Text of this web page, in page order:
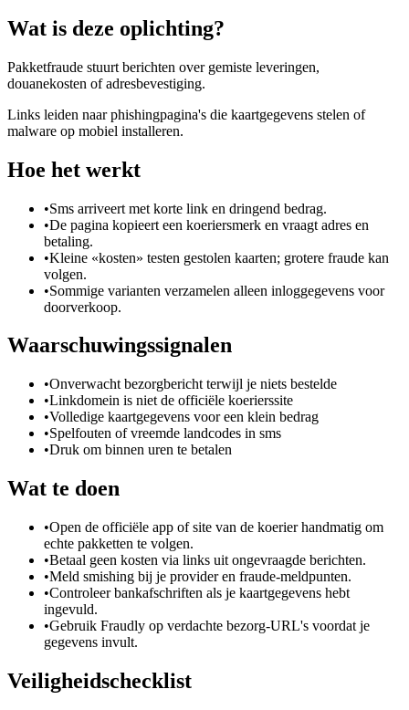
Wat is deze oplichting?
Pakketfraude stuurt berichten over gemiste leveringen,
douanekosten of adresbevestiging.
Links leiden naar phishingpagina's die kaartgegevens stelen of
malware op mobiel installeren.
Hoe het werkt
•Sms arriveert met korte link en dringend bedrag.
•De pagina kopieert een koeriersmerk en vraagt adres en
betaling.
•Kleine «kosten» testen gestolen kaarten; grotere fraude kan
volgen.
•Sommige varianten verzamelen alleen inloggegevens voor
doorverkoop.
Waarschuwingssignalen
•Onverwacht bezorgbericht terwijl je niets bestelde
•Linkdomein is niet de officiële koerierssite
•Volledige kaartgegevens voor een klein bedrag
•Spelfouten of vreemde landcodes in sms
•Druk om binnen uren te betalen
Wat te doen
•Open de officiële app of site van de koerier handmatig om
echte pakketten te volgen.
•Betaal geen kosten via links uit ongevraagde berichten.
•Meld smishing bij je provider en fraude-meldpunten.
•Controleer bankafschriften als je kaartgegevens hebt
ingevuld.
•Gebruik Fraudly op verdachte bezorg-URL's voordat je
gegevens invult.
Veiligheidschecklist